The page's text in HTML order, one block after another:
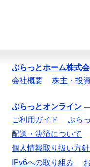
ぷらっとホーム株式
会社概要
株主・投
ぷらっとオンライン
ご利用ガイド
ぷら
配送・決済について
個人情報取り扱い方針
IPv6への取り組み